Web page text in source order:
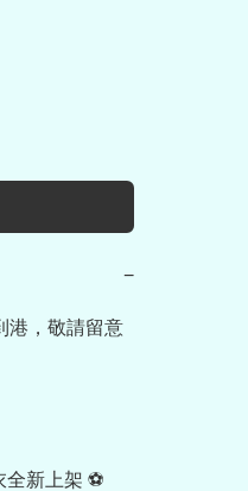
−
港，敬請留意
新上架 ⚽